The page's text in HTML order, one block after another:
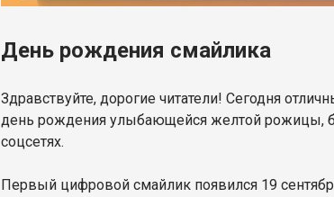
День рождения смайлика
Здравствуйте, дорогие читатели! Сегодня
день рождения улыбающейся желтой рожицы,
соцсетях.
Первый цифровой смайлик появился 19